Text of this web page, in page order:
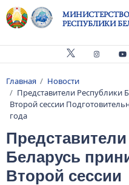
Перейти к основному
РЕСПУБЛИКИ
Строка навигации
Главная
Новости
Представители Республики
Второй сессии
года
Беларусь
Второй сессии